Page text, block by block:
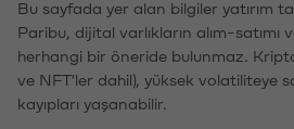
Bu sayfada yer alan bilgiler yatırım
Paribu, dijital varlıkların alım-satımı
herhangi bir öneride bulunmaz.
ve NFT'ler dahil), yüksek volatiliteye
kayıpları yaşanabilir.